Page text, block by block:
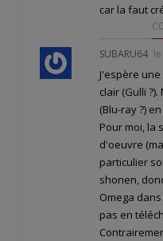
car la faut
SUBARU64 le
J'espère
clair (Gulli
(Blu-ray ?)
Pour moi, la
d'oeuvre
particulier
shonen,
Omega
pas en